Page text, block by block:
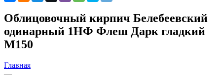
Облицовочный кирпич Белебеевский
одинарный 1НФ Флеш Дарк гладкий
М150
Главная
—